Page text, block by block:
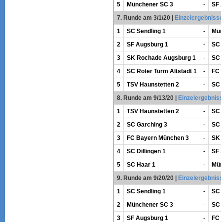
5
Münchener SC 3 -
SF
7. Runde am 3/1/20|
1
SC Sendling 1 -
2
SF Augsburg 1 -
3
SK Rochade Augsburg 1 -
4
SC Roter Turm Altstadt 1 -
5
TSV Haunstetten 2 -
8. Runde am 9/13/20|
1
TSV Haunstetten 2 -
2
SC Garching 3 -
3
FC Bayern München 3 -
4
SC Dillingen 1 -
SF
5
SC Haar 1 -
9. Runde am 9/20/20|
1
SC Sendling 1 -
2
Münchener SC 3 -
3
SF Augsburg 1 -